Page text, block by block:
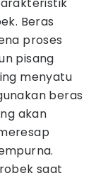
Beras
proses
pisang
menyatu
beras
akan
saat